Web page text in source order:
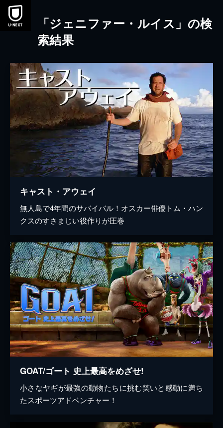
本文へスキップ
「ジェニファー・ルイス」の検
索結果
キャスト・アウェイ
無人島で4年間のサバイバル！オスカー俳優トム・ハン
クスのすさまじい役作りが圧巻
GOAT/ゴート 史上最高をめざせ!
小さなヤギが最強の動物たちに挑む笑いと感動に満ち
たスポーツアドベンチャー！